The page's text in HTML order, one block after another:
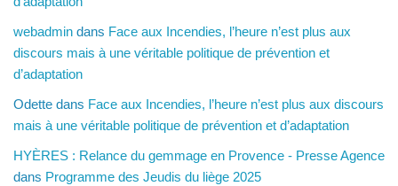
webadmin dans Face aux Incendies, l’heure n’est plus aux
discours mais à une véritable politique de prévention et
d’adaptation
Odette dans Face aux Incendies, l’heure n’est plus aux discours
mais à une véritable politique de prévention et d’adaptation
HYÈRES : Relance du gemmage en Provence - Presse Agence
dans Programme des Jeudis du liège 2025